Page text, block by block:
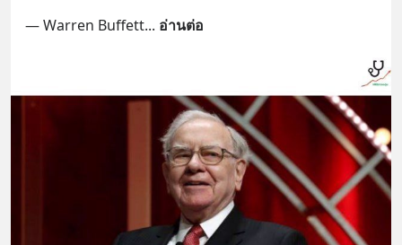
— Warren Buffett... อ่านต่อ